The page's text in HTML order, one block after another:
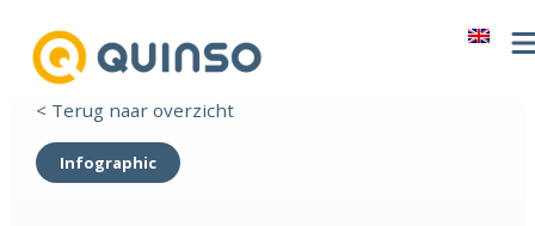
< Terug naar overzicht
Infographic